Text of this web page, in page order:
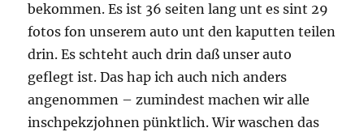
bekommen. Es ist 36 seiten lang unt es sint 29
fotos fon unserem auto unt den kaputten teilen
drin. Es schteht auch drin daß unser auto
geflegt ist. Das hap ich auch nich anders
angenommen – zumindest machen wir alle
inschpekzjohnen pünktlich. Wir waschen das